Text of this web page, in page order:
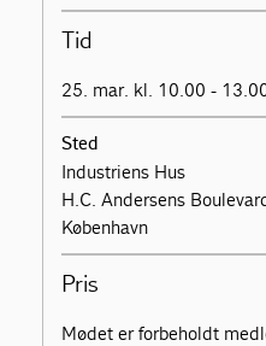
Tid
25. mar. kl. 10.00 -
Sted
Industriens Hus
H.C. Andersens
København
Pris
Mødet er forbeholdt